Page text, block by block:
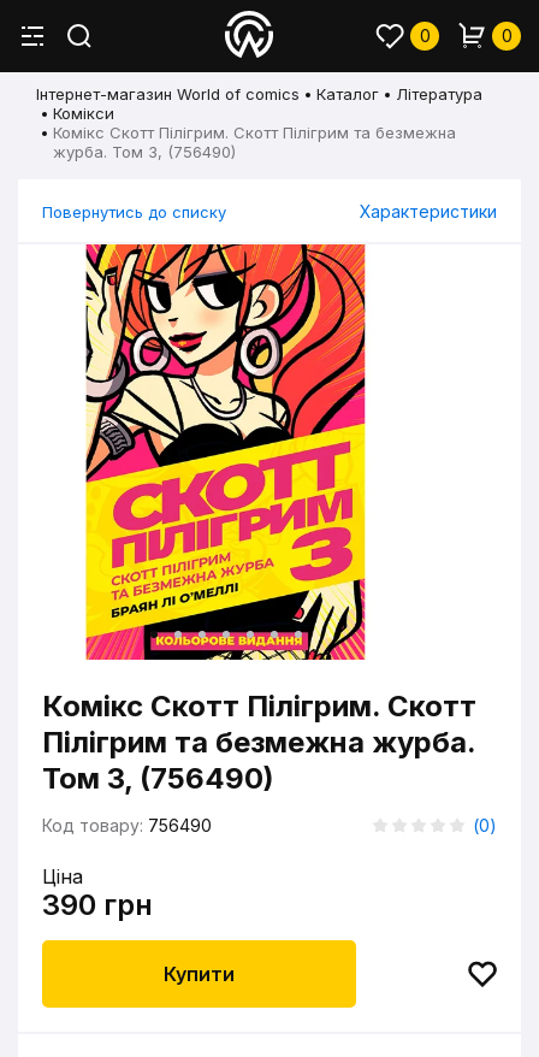
0 0
Інтернет-магазин World of comics Каталог
Література
Комікси
Комікс Скотт Пілігрим. Скотт Пілігрим та безмежна
журба. Том 3, (756490)
Повернутись до списку Характеристики
Комікс Скотт Пілігрим. Скотт
Пілігрим та безмежна журба.
Том 3, (756490)
Код товару: 756490 (0)
Ціна
390 грн
Купити